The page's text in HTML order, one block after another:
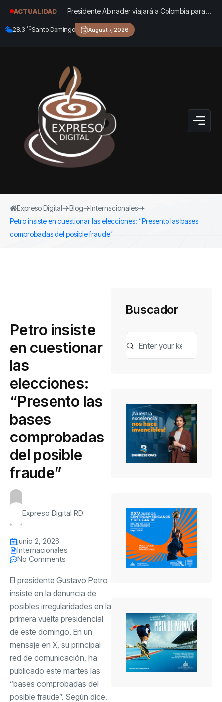
ACTUALIDAD
Presidente Abinader viajará a Colombia para
participar en la toma de posesión de Abelardo
de la Espriella
28.3 °CSanto Domingo August 7, 2026
Expreso Digital Blog
Internacionales
Petro insiste en cuestionar las elecciones: “Presento las bases
comprobadas del posible fraude”
Petro insiste
en cuestionar
las
elecciones:
“Presento las
bases
comprobadas
del posible
fraude”
Expreso Digital RD
junio 2, 2026
Internacionales
No Comments
El presidente Gustavo Petro
insiste en la denuncia de
posibles irregularidades en la
primera vuelta presidencial
de este domingo. En un
mensaje en X, su principal
red de comunicación, ha
publicado este martes las
“bases comprobadas del
posible fraude”. Según dice,
Buscador